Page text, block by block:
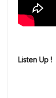
Listen Up !